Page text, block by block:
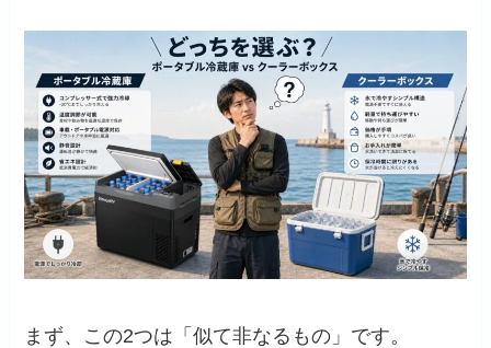
まず、この2つは「似て非なるもの」です。